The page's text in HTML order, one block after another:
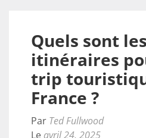
Quels sont
itinéraires
trip
France ?
Par Ted Fullwood
Le avril 24, 2025